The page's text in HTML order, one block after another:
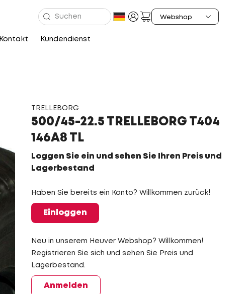
Kontakt Kundendienst
TRELLEBORG
500/45-22.5 TRELLEBORG T404
146A8 TL
Loggen Sie ein und sehen Sie Ihren Preis und
Lagerbestand
Haben Sie bereits ein Konto? Willkommen zurück!
Einloggen
Neu in unserem Heuver Webshop? Willkommen!
Registrieren Sie sich und sehen Sie Preis und
Lagerbestand.
Anmelden